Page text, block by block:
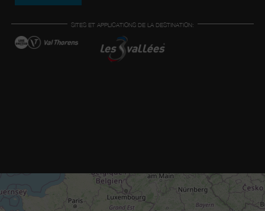
SITES ET APPLICATIONS DE LA DESTINATION: